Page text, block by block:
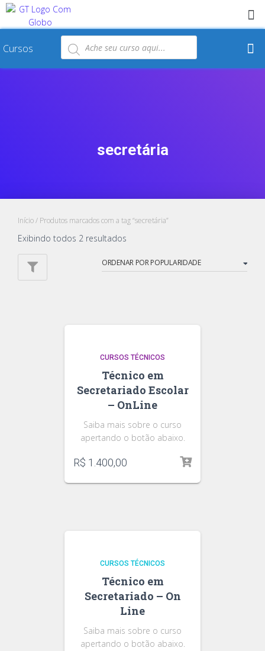
Cursos
secretária
Início/ Produtos marcados com a tag “secretária”
Exibindo todos 2 resultados
CURSOS TÉCNICOS
Técnico em
Secretariado Escolar
– OnLine
Saiba mais sobre o curso
apertando o botão abaixo.
R$ 1.400,00
CURSOS TÉCNICOS
Técnico em
Secretariado – On
Line
Saiba mais sobre o curso
apertando o botão abaixo.